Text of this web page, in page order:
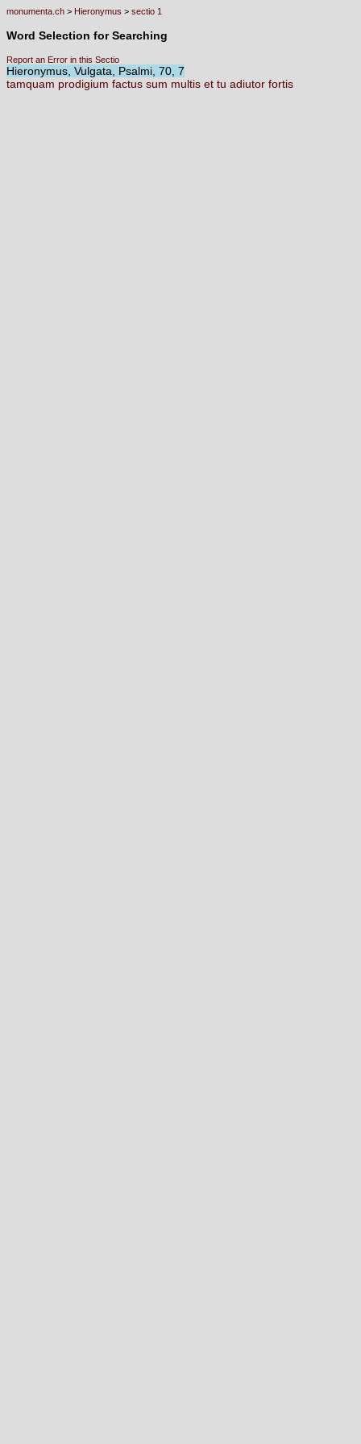
monumenta.ch > Hieronymus > sectio 1
Word Selection for Searching
Report an Error in this Sectio
Hieronymus, Vulgata, Psalmi, 70, 7
tamquam prodigium factus sum multis et tu adiutor fortis